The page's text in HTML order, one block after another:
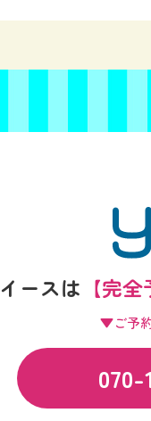
イースは 【完全
▼ご予
070-